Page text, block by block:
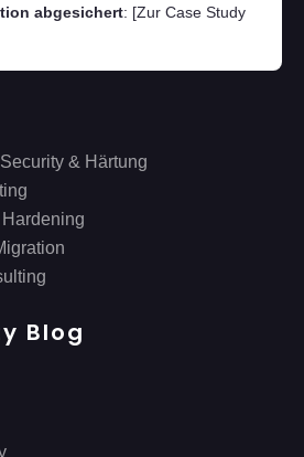
abgesichert: [Zur Case Study
& Härtung
Blog